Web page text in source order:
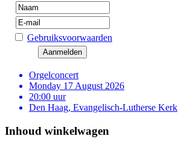
Gebruiksvoorwaarden
Orgelconcert
Monday 17 August 2026
20:00 uur
Den Haag, Evangelisch-Lutherse Kerk
Inhoud winkelwagen